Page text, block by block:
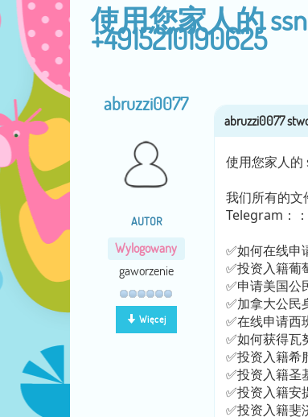
使用您家人的
+4915210190625
abruzzi0077
AUTOR
Wylogowany
gaworzenie
Więcej
使用您家人
我们所有的
Telegram：
✅如何在线申
✅投资入籍葡
✅申请美国公
✅加拿大公民
✅在线申请西
✅如何获得瓦
✅投资入籍希
✅投资入籍圣
✅投资入籍安
✅投资入籍斐